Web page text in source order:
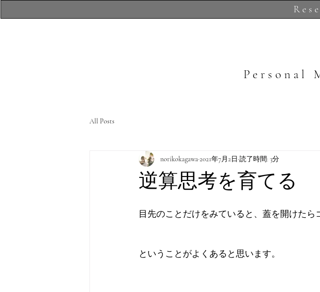
​Personal
All Posts
逆算思考を育てる
norikokagawa2021年7月2日 読了時間: 3分
目先のことだけをみていると、蓋を開けたら
ということがよくあると思います。